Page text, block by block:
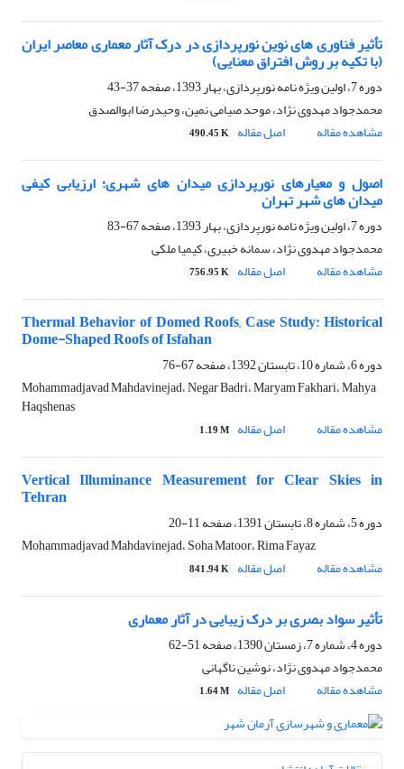
تأثیر فناوری های نوین نورپردازی در درک آثار معماری معاصر ایران
(با تکیه بر روش افتراق معنایی)
دوره 7، اولین ویژه نامه نورپردازی، بهار 1393، صفحه
37-43
محمدجواد مهدوی نژاد، موحد صیامی نمین، وحیدرضا ابوالصدق
مشاهده مقاله
اصل مقاله 490.45 K
اصول و معیارهای نورپردازی میدان های شهری؛ ارزیابی کیفی
میدان های شهر تهران
دوره 7، اولین ویژه نامه نورپردازی، بهار 1393، صفحه
67-83
محمدجواد مهدوی نژاد، سمانه خبیری، کیمیا ملکی
مشاهده مقاله
اصل مقاله 756.95 K
Thermal Behavior of Domed Roofs, Case Study: Historical
Dome-Shaped Roofs of Isfahan
دوره 6، شماره 10، تابستان 1392، صفحه
67-76
Mohammadjavad Mahdavinejad، Negar Badri، Maryam Fakhari، Mahya
Haqshenas
مشاهده مقاله
اصل مقاله 1.19 M
Vertical Illuminance Measurement for Clear Skies in
Tehran
دوره 5، شماره 8، تابستان 1391، صفحه
11-20
Mohammadjavad Mahdavinejad، Soha Matoor، Rima Fayaz
مشاهده مقاله
اصل مقاله 841.94 K
تأثیر سواد بصری بر درک زیبایی در آثار معماری
دوره 4، شماره 7، زمستان 1390، صفحه
51-62
محمدجواد مهدوی نژاد، نوشین ناگهانی
مشاهده مقاله
اصل مقاله 1.64 M